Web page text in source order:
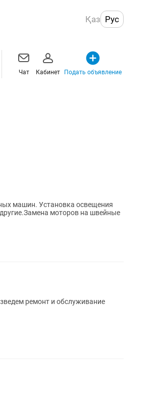
Қаз Рус
Чат Кабинет Подать объявление
машин. Установка освещения
моторов на швейные
ремонт и обслуживание